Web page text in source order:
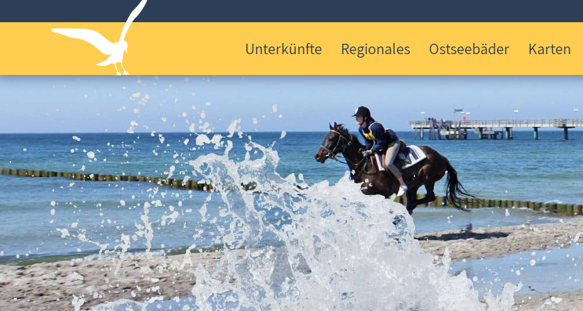
Unterkünfte Regionales Ostseebäder Karten